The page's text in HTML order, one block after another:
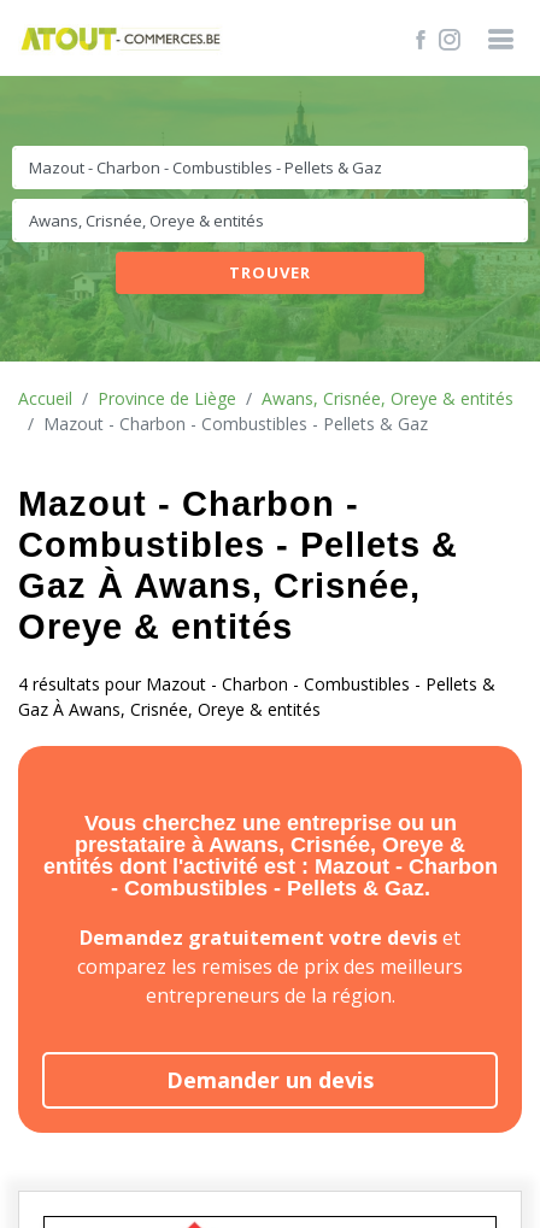
TROUVER
Accueil Province de Liège
Awans, Crisnée, Oreye & entités
Mazout - Charbon - Combustibles - Pellets & Gaz
Mazout - Charbon -
Combustibles - Pellets &
Gaz À Awans, Crisnée,
Oreye & entités
4 résultats pour Mazout - Charbon - Combustibles - Pellets &
Gaz À Awans, Crisnée, Oreye & entités
Vous cherchez une entreprise ou un
prestataire à Awans, Crisnée, Oreye &
entités dont l'activité est : Mazout - Charbon
- Combustibles - Pellets & Gaz.
Demandez gratuitement votre deviset
comparez les remises de prix des meilleurs
entrepreneurs de la région.
Demander un devis